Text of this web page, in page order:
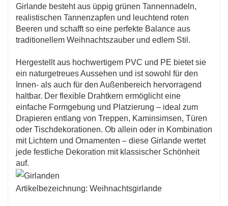
Girlande besteht aus üppig grünen Tannennadeln,
realistischen Tannenzapfen und leuchtend roten
Beeren und schafft so eine perfekte Balance aus
traditionellem Weihnachtszauber und edlem Stil.
Hergestellt aus hochwertigem PVC und PE bietet sie
ein naturgetreues Aussehen und ist sowohl für den
Innen- als auch für den Außenbereich hervorragend
haltbar. Der flexible Drahtkern ermöglicht eine
einfache Formgebung und Platzierung – ideal zum
Drapieren entlang von Treppen, Kaminsimsen, Türen
oder Tischdekorationen. Ob allein oder in Kombination
mit Lichtern und Ornamenten – diese Girlande wertet
jede festliche Dekoration mit klassischer Schönheit
auf.
Artikelbezeichnung: Weihnachtsgirlande